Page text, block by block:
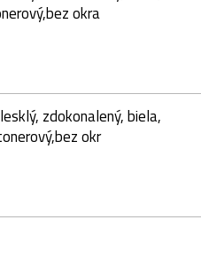
okra
zdokonalený, biela,
okr